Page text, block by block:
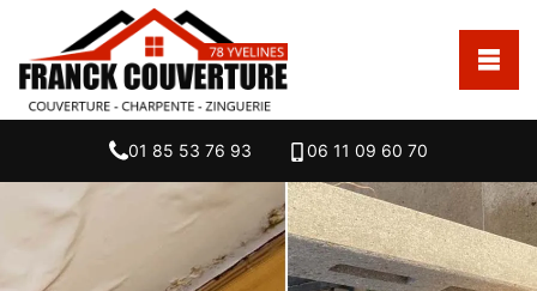
01 85 53 76 93 06 11 09 60 70